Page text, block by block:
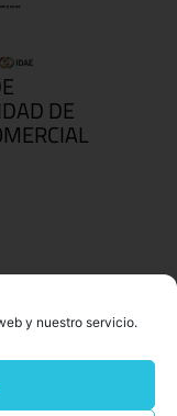
y nuestro servicio.
DE